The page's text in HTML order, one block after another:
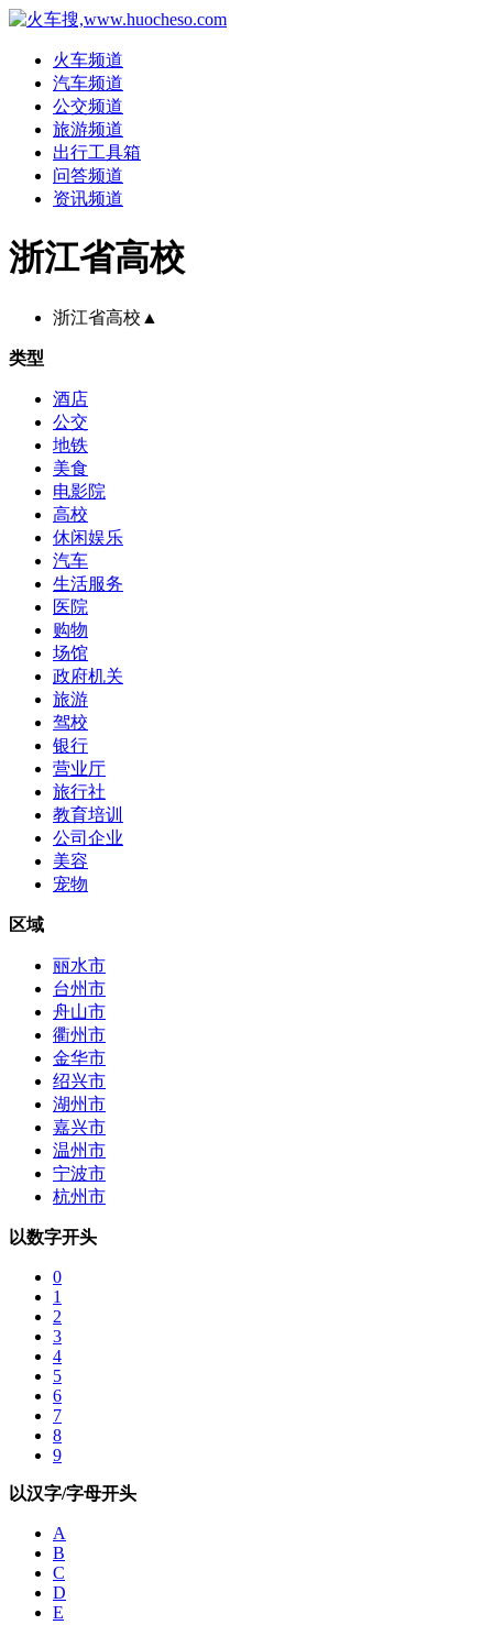
火车频道
汽车频道
公交频道
旅游频道
出行工具箱
问答频道
资讯频道
浙江省高校
浙江省高校 ▲
类型
酒店
公交
地铁
美食
电影院
高校
休闲娱乐
汽车
生活服务
医院
购物
场馆
政府机关
旅游
驾校
银行
营业厅
旅行社
教育培训
公司企业
美容
宠物
区域
丽水市
台州市
舟山市
衢州市
金华市
绍兴市
湖州市
嘉兴市
温州市
宁波市
杭州市
以数字开头
0
1
2
3
4
5
6
7
8
9
以汉字/字母开头
A
B
C
D
E